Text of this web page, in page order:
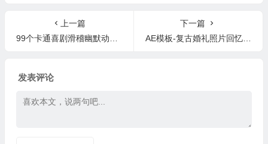
上一篇
99个卡通喜剧滑稽幽默动物游戏节目搞笑音效素材
下一篇
AE模板-复古婚礼照片回忆幻灯片相册片头
发表评论